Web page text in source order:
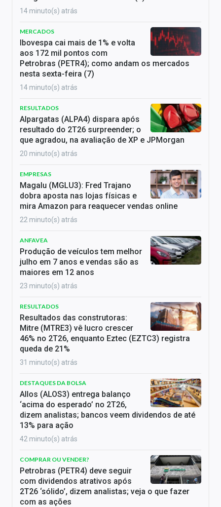
14 minuto(s) atrás
MERCADOS
Ibovespa cai mais de 1% e volta
aos 172 mil pontos com
Petrobras (PETR4); como andam os mercados
nesta sexta-feira (7)
14 minuto(s) atrás
RESULTADOS
Alpargatas (ALPA4) dispara após
resultado do 2T26 surpreender; o
que agradou, na avaliação de XP e JPMorgan
20 minuto(s) atrás
EMPRESAS
Magalu (MGLU3): Fred Trajano
dobra aposta nas lojas físicas e
mira Amazon para reaquecer vendas online
22 minuto(s) atrás
ANFAVEA
Produção de veículos tem melhor
julho em 7 anos e vendas são as
maiores em 12 anos
23 minuto(s) atrás
RESULTADOS
Resultados das construtoras:
Mitre (MTRE3) vê lucro crescer
46% no 2T26, enquanto Eztec (EZTC3) registra
queda de 21%
31 minuto(s) atrás
DESTAQUES DA BOLSA
Allos (ALOS3) entrega balanço
‘acima do esperado’ no 2T26,
dizem analistas; bancos veem dividendos de até
13% para ação
42 minuto(s) atrás
COMPRAR OU VENDER?
Petrobras (PETR4) deve seguir
com dividendos atrativos após
2T26 ‘sólido’, dizem analistas; veja o que fazer
com as ações